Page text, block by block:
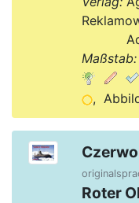
Maßstab:
,
Roter